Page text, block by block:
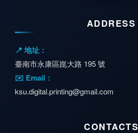
ADDRESS
📍 地址：
臺南市永康區崑大路 195 號
✉️ Email：
ksu.digital.printing@gmail.com
CONTACTS